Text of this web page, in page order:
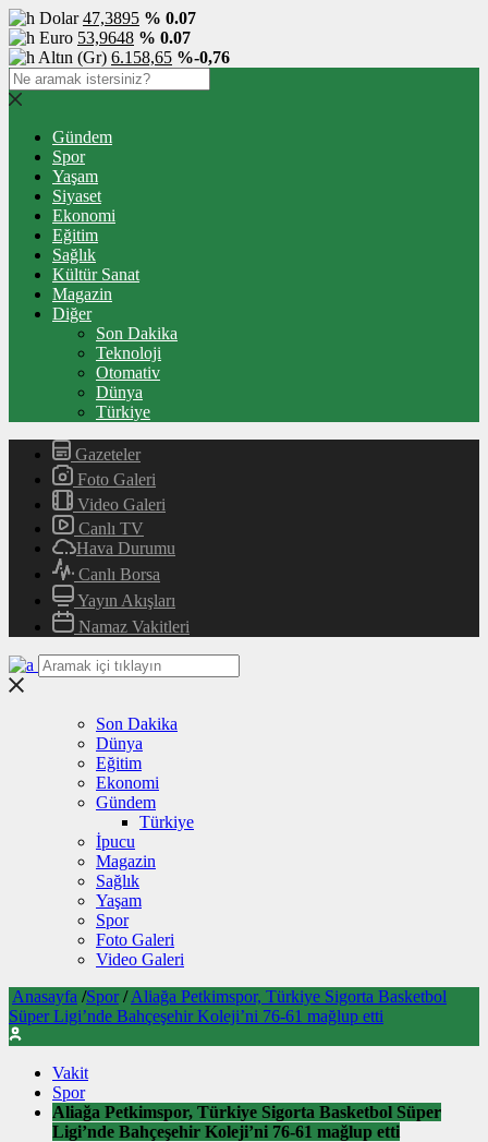
Dolar47,3895 % 0.07
Euro 53,9648 % 0.07
Altın (Gr) 6.158,65 %-0,76
Gündem
Spor
Yaşam
Siyaset
Ekonomi
Eğitim
Sağlık
Kültür Sanat
Magazin
Diğer
Son Dakika
Teknoloji
Otomativ
Dünya
Türkiye
Gazeteler
Foto Galeri
Video Galeri
Canlı TV
Hava Durumu
Canlı Borsa
Yayın Akışları
Namaz Vakitleri
Son Dakika
Dünya
Eğitim
Ekonomi
Gündem
Türkiye
İpucu
Magazin
Sağlık
Yaşam
Spor
Foto Galeri
Video Galeri
Anasayfa /Spor / Aliağa Petkimspor, Türkiye Sigorta Basketbol
Süper Ligi’nde Bahçeşehir Koleji’ni 76-61 mağlup etti
Vakit
Spor
Aliağa Petkimspor, Türkiye Sigorta Basketbol Süper
Ligi’nde Bahçeşehir Koleji’ni 76-61 mağlup etti